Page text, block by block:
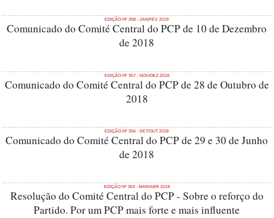
EDIÇÃO Nº 358 - JAN/FEV 2019
Comunicado do Comité Central do PCP de 10 de Dezembro
de 2018
EDIÇÃO Nº 357 - NOV/DEZ 2018
Comunicado do Comité Central do PCP de 28 de Outubro de
2018
EDIÇÃO Nº 356 - SET/OUT 2018
Comunicado do Comité Central do PCP de 29 e 30 de Junho
de 2018
EDIÇÃO Nº 353 - MAR/ABR 2018
Resolução do Comité Central do PCP - Sobre o reforço do
Partido. Por um PCP mais forte e mais influente